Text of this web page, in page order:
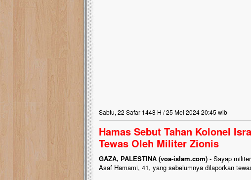
Sabtu, 22 Safar 1448 H / 25 Mei 2024 20:45 wib
Hamas Sebut Tahan Kolonel
Tewas Oleh Militer Zionis
GAZA, PALESTINA (voa-islam.com) - Sayap
Asaf Hamami, 41, yang sebelumnya dilaporkan